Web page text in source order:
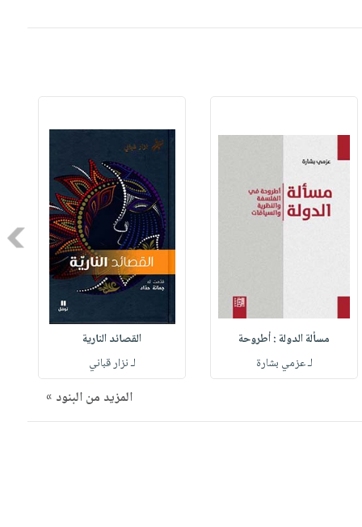
مسألة الدولة : أطروحة
لـ عزمي بشارة
القصائد النارية
لـ نزار قباني
المزيد من البنود »